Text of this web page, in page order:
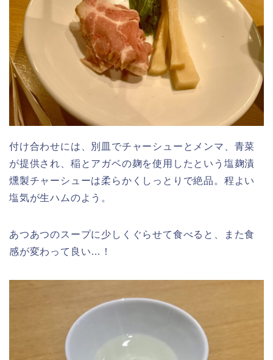
付け合わせには、別皿でチャーシューとメンマ、青菜
が提供され、稲とアガベの麹を使用したという塩麹漬
燻製チャーシューは柔らかくしっとりで絶品。程よい
塩気が生ハムのよう。
あつあつのスープに少しくぐらせて食べると、また食
感が変わって良い…！